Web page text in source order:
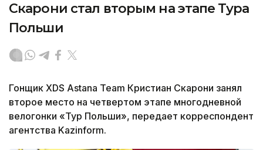
Скарони стал вторым на этапе Тура
Польши
Гонщик XDS Astana Team Кристиан Скарони занял
второе место на четвертом этапе многодневной
велогонки «Тур Польши», передает корреспондент
агентства Kazinform.